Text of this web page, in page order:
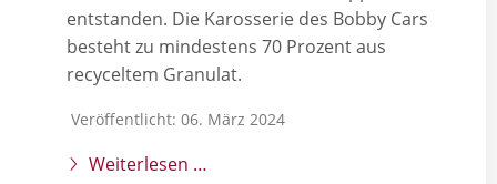
entstanden. Die Karosserie des Bobby Cars
besteht zu mindestens 70 Prozent aus
recyceltem Granulat.
Veröffentlicht: 06. März 2024
Weiterlesen …